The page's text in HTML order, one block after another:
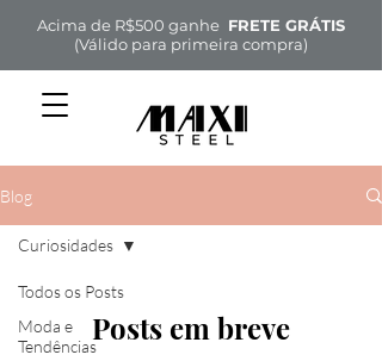
Acima de R$500 ganhe FRETE GRÁTIS
(Válido para primeira compra)
Blog
Todos os Posts
Moda e
Tendências
Curiosidades
Posts em breve